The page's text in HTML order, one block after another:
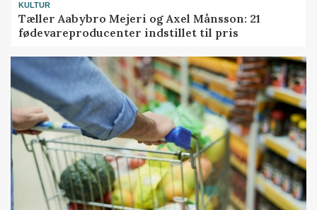
KULTUR
Tæller Aabybro Mejeri og Axel Månsson: 21
fødevareproducenter indstillet til pris